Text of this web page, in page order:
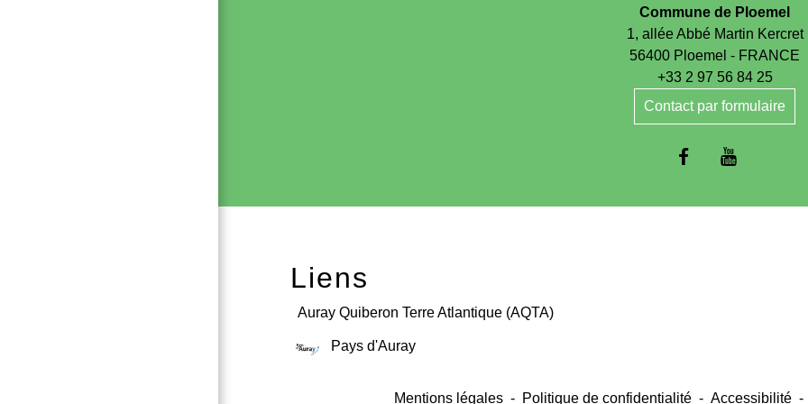
Commune de Ploemel
1, allée Abbé Martin Kercret
56400 Ploemel - FRANCE
+33 2 97 56 84 25
Contact par formulaire
Liens
Auray Quiberon Terre Atlantique (AQTA)
Pays d'Auray
Mentions légales - Politique de confidentialité - Accessibilité -